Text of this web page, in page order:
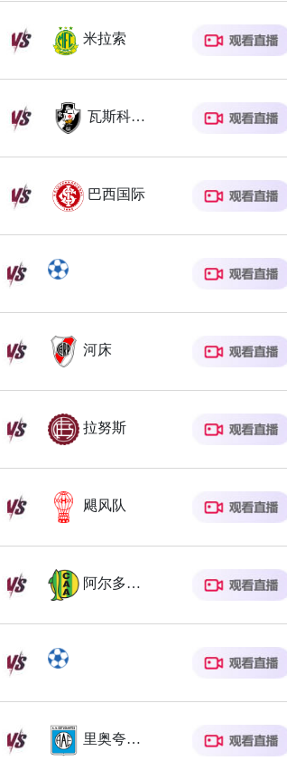
米拉索
瓦斯科达伽马
巴西国际
河床
拉努斯
飓风队
阿尔多斯维
里奥夸尔托学生队